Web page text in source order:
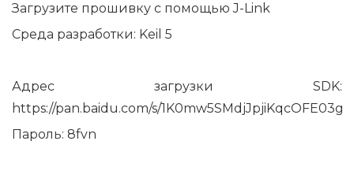
Загрузите прошивку с помощью J-Link
Среда разработки: Keil 5
Адрес загрузки SDK:
https://pan.baidu.com/s/1K0mw5SMdjJpjiKqcOFE03g
Пароль: 8fvn